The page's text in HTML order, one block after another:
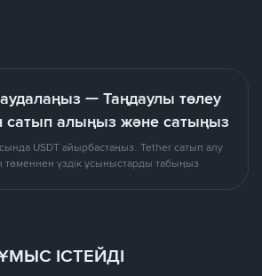
— Таңдаулы төлеу
сатып алыңыз және сатыңыз
USDT айырбастаңыз. Tether сатып алу
төменнен үздік ұсыныстарды табыңыз
ІСТЕЙДІ